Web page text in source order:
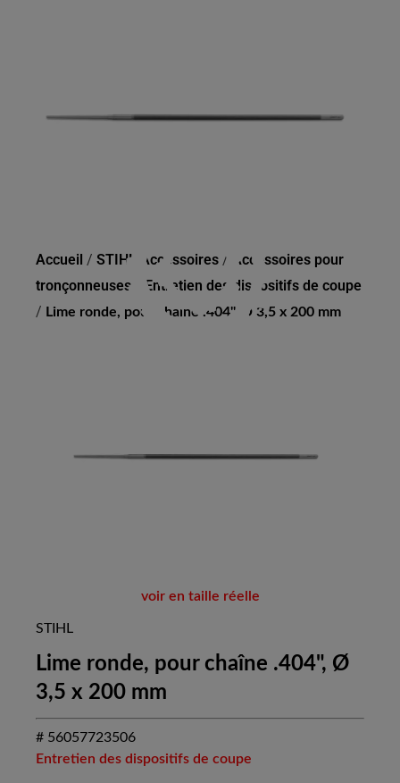
Accueil / STIHL Accessoires /
Accessoires pour
tronçonneuses
Entretien des dispositifs de coupe
/ Lime ronde, pour chaîne .404", Ø 3,5 x 200 mm
voir en taille réelle
STIHL
Lime ronde, pour chaîne .404", Ø
3,5 x 200 mm
# 56057723506
Entretien des dispositifs de coupe